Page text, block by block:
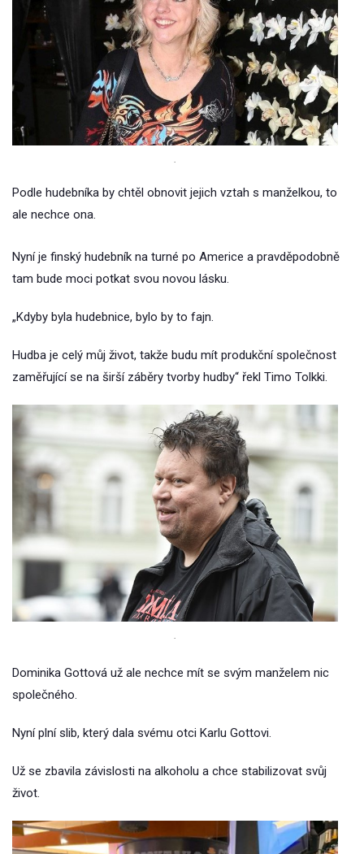
.
Podle hudebníka by chtěl obnovit jejich vztah s manželkou, to
ale nechce ona.
Nyní je finský hudebník na turné po Americe a pravděpodobně
tam bude moci potkat svou novou lásku.
„Kdyby byla hudebnice, bylo by to fajn.
Hudba je celý můj život, takže budu mít produkční společnost
zaměřující se na širší záběry tvorby hudby“ řekl Timo Tolkki.
.
Dominika Gottová už ale nechce mít se svým manželem nic
společného.
Nyní plní slib, který dala svému otci Karlu Gottovi.
Už se zbavila závislosti na alkoholu a chce stabilizovat svůj
život.